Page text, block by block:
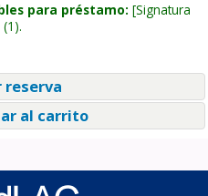
para préstamo: Signatura
(1).
al carrito